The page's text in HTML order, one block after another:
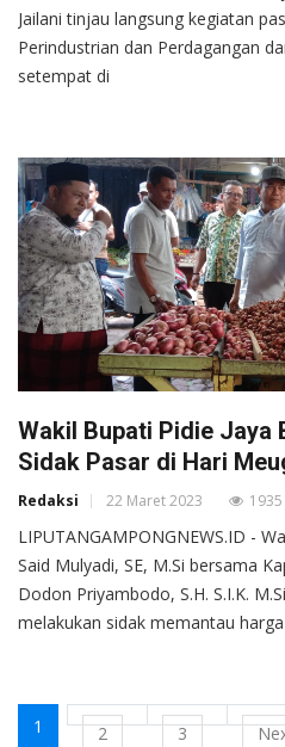
Jailani tinjau langsung kegiatan
Perindustrian dan Perdagangan
setempat di
Wakil Bupati Pidie Jaya
Sidak Pasar di Hari
Redaksi 22 Maret 2023 1935
LIPUTANGAMPONGNEWS.ID -
Said Mulyadi, SE, M.Si bersama
Dodon Priyambodo, S.H. S.I.K.
melakukan sidak memantau harga
1 2 3